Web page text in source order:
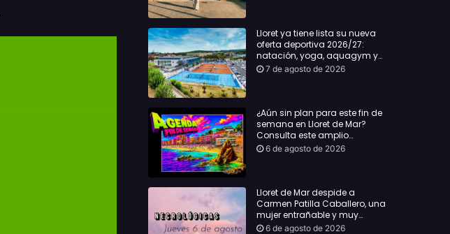
Lloret ya tiene lista su nueva
oferta deportiva 2026/27:
natación, yoga, aquagym y
decenas de actividades para
7 de agosto de 2026
¿Aún sin plan para este fin de
semana en Lloret de Mar?
Consulta este amplio
recopilatorio de planes:
6 de agosto de 2026
Lloret de Mar despide a
Carmen Patilla Caballero, una
mujer entrañable y muy
querida
6 de agosto de 2026